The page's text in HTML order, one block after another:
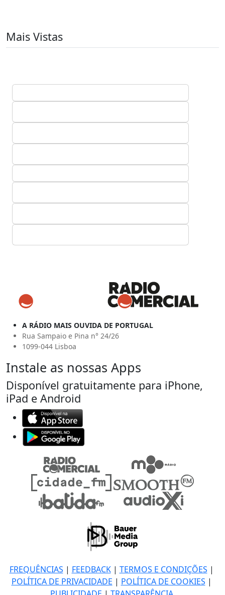
Mais Vistas
A RÁDIO MAIS OUVIDA DE PORTUGAL
Rua Sampaio e Pina n° 24/26
1099-044 Lisboa
Instale as nossas Apps
Disponível gratuitamente para iPhone,
iPad e Android
FREQUÊNCIAS | FEEDBACK| TERMOS E CONDIÇÕES |
POLÍTICA DE PRIVACIDADE | POLÍTICA DE COOKIES |